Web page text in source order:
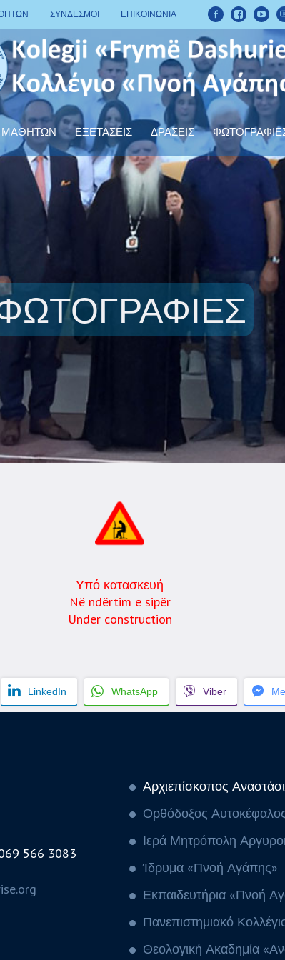
ΣΥΝΔΕΣΜΟΙ ΕΠΙΚΟΙΝΩΝΙΑ
ΜΑΘΗΤΩΝ ΕΞΕΤΑΣΕΙΣ ΔΡΑΣΕΙΣ
Υπό κατασκευή
Në ndërtim e sipër
Under construction
LinkedIn WhatsApp Viber
566 3083
Αρχιεπίσκοπος
Ορθόδοξος
Ιερά Μητρόπολη
Ίδρυμα «Πνοή Αγάπης»
Εκπαιδευτήρια «Πνοή
Πανεπιστημιακό
Θεολογική Ακαδημία